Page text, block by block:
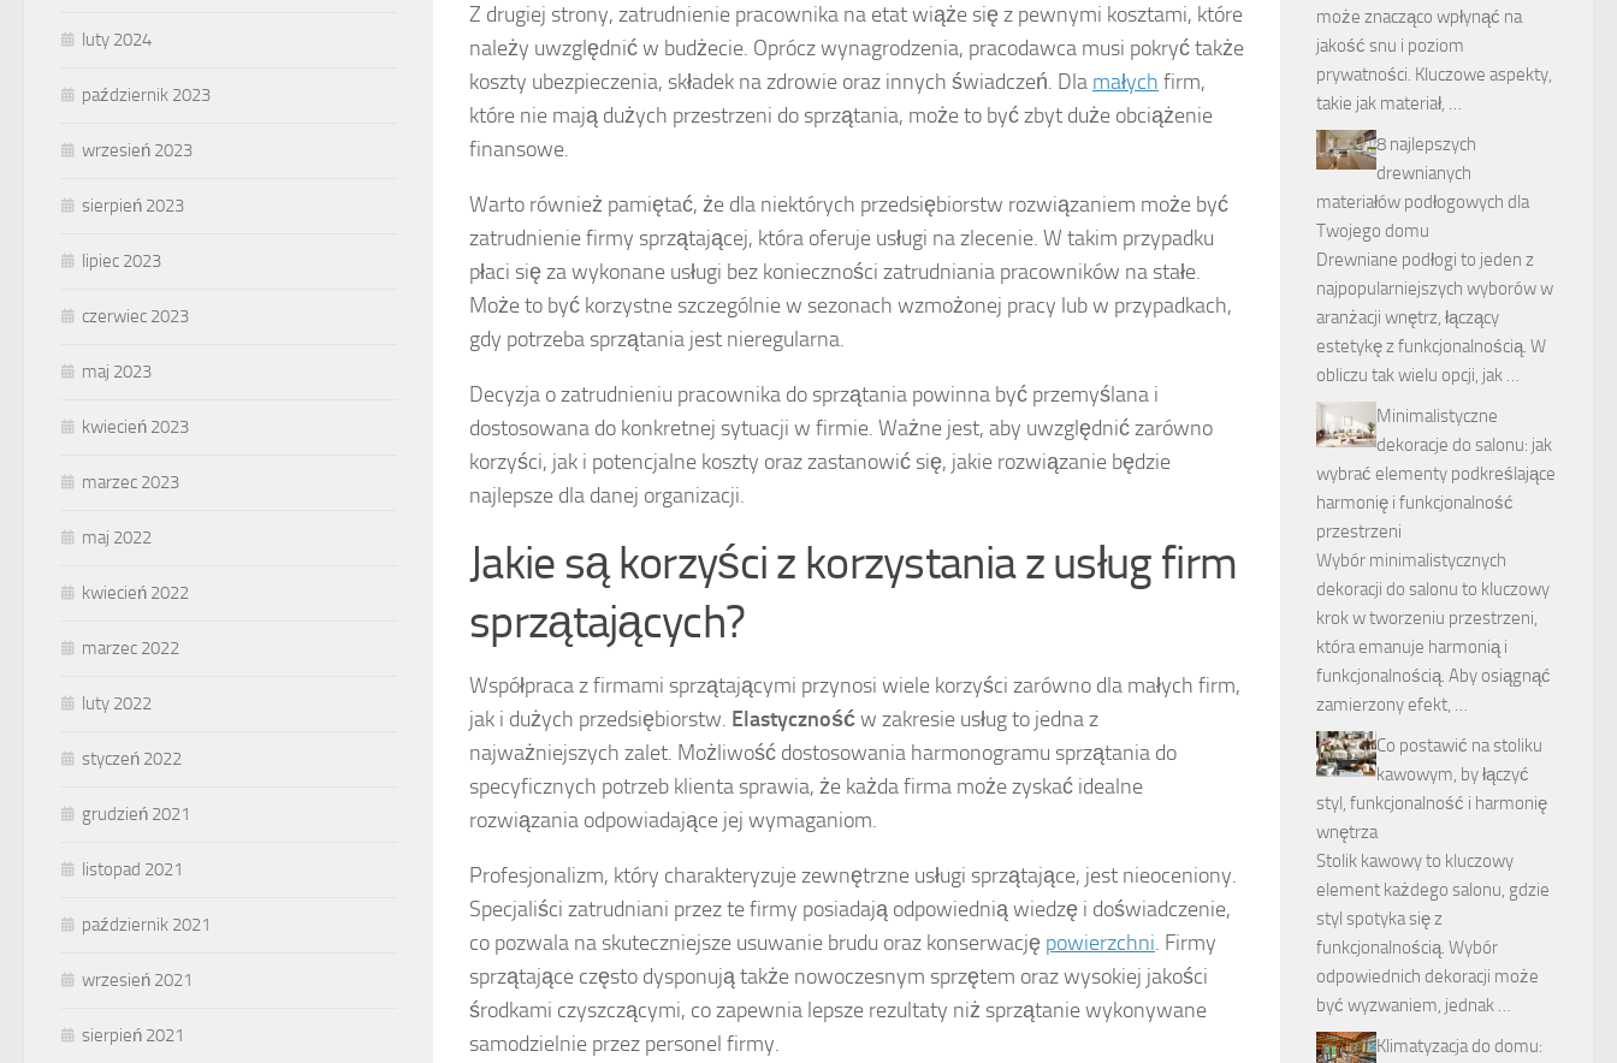
Z drugiej strony, zatrudnienie pracownika na etat wiąże się z pewnymi kosztami, które
należy uwzględnić w budżecie. Oprócz wynagrodzenia, pracodawca musi pokryć także
koszty ubezpieczenia, składek na zdrowie oraz innych świadczeń. Dla małych firm,
które nie mają dużych przestrzeni do sprzątania, może to być zbyt duże obciążenie
finansowe.
Warto również pamiętać, że dla niektórych przedsiębiorstw rozwiązaniem może być
zatrudnienie firmy sprzątającej, która oferuje usługi na zlecenie. W takim przypadku
płaci się za wykonane usługi bez konieczności zatrudniania pracowników na stałe.
Może to być korzystne szczególnie w sezonach wzmożonej pracy lub w przypadkach,
gdy potrzeba sprzątania jest nieregularna.
Decyzja o zatrudnieniu pracownika do sprzątania powinna być przemyślana i
dostosowana do konkretnej sytuacji w firmie. Ważne jest, aby uwzględnić zarówno
korzyści, jak i potencjalne koszty oraz zastanowić się, jakie rozwiązanie będzie
najlepsze dla danej organizacji.
Jakie są korzyści z korzystania z usług firm
sprzątających?
Współpraca z firmami sprzątającymi przynosi wiele korzyści zarówno dla małych firm,
jak i dużych przedsiębiorstw. Elastycznośćw zakresie usług to jedna z
najważniejszych zalet. Możliwość dostosowania harmonogramu sprzątania do
specyficznych potrzeb klienta sprawia, że każda firma może zyskać idealne
rozwiązania odpowiadające jej wymaganiom.
Profesjonalizm, który charakteryzuje zewnętrzne usługi sprzątające, jest nieoceniony.
Specjaliści zatrudniani przez te firmy posiadają odpowiednią wiedzę i doświadczenie,
co pozwala na skuteczniejsze usuwanie brudu oraz konserwację powierzchni. Firmy
sprzątające często dysponują także nowoczesnym sprzętem oraz wysokiej jakości
środkami czyszczącymi, co zapewnia lepsze rezultaty niż sprzątanie wykonywane
samodzielnie przez personel firmy.
luty 2024
październik 2023
wrzesień 2023
sierpień 2023
lipiec 2023
czerwiec 2023
maj 2023
kwiecień 2023
marzec 2023
maj 2022
kwiecień 2022
marzec 2022
luty 2022
styczeń 2022
grudzień 2021
listopad 2021
październik 2021
wrzesień 2021
sierpień 2021
może znacząco wpłynąć na
jakość snu i poziom
prywatności. Kluczowe aspekty,
takie jak materiał, …
8 najlepszych
drewnianych
materiałów podłogowych dla
Twojego domu
Drewniane podłogi to jeden z
najpopularniejszych wyborów w
aranżacji wnętrz, łączący
estetykę z funkcjonalnością. W
obliczu tak wielu opcji, jak …
Minimalistyczne
dekoracje do salonu: jak
wybrać elementy podkreślające
harmonię i funkcjonalność
przestrzeni
Wybór minimalistycznych
dekoracji do salonu to kluczowy
krok w tworzeniu przestrzeni,
która emanuje harmonią i
funkcjonalnością. Aby osiągnąć
zamierzony efekt, …
Co postawić na stoliku
kawowym, by łączyć
styl, funkcjonalność i harmonię
wnętrza
Stolik kawowy to kluczowy
element każdego salonu, gdzie
styl spotyka się z
funkcjonalnością. Wybór
odpowiednich dekoracji może
być wyzwaniem, jednak …
Klimatyzacja do domu: